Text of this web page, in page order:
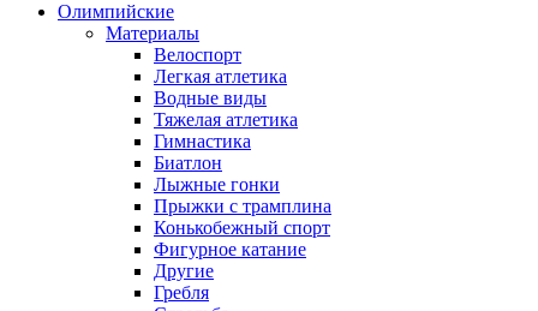
Олимпийские
Материалы
Велоспорт
Легкая атлетика
Водные виды
Тяжелая атлетика
Гимнастика
Биатлон
Лыжные гонки
Прыжки с трамплина
Конькобежный спорт
Фигурное катание
Другие
Гребля